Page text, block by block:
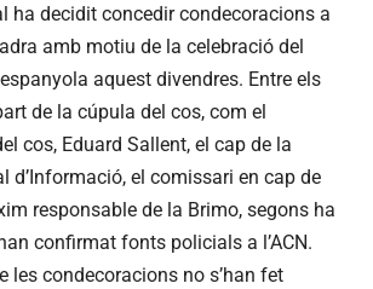
ha decidit concedir condecoracions a
amb motiu de la celebració del
aquest divendres. Entre els
de la cúpula del cos, com el
cos, Eduard Sallent, el cap de la
d’Informació, el comissari en cap de
responsable de la Brimo, segons ha
confirmat fonts policials a l’ACN.
les condecoracions no s’han fet